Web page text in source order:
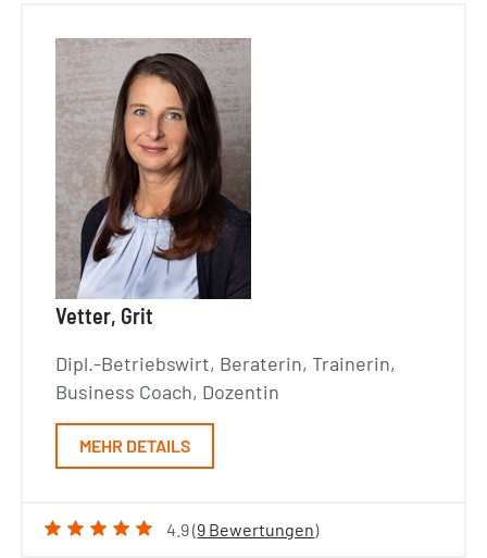
Vetter, Grit
Dipl.-Betriebswirt, Beraterin, Trainerin,
Business Coach, Dozentin
MEHR DETAILS
4.9 (9 Bewertungen)